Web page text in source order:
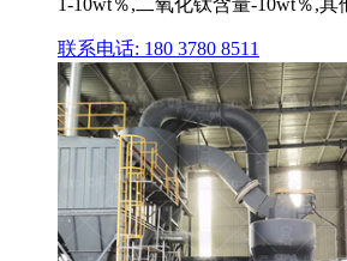
联系电话: 180 3780 8511